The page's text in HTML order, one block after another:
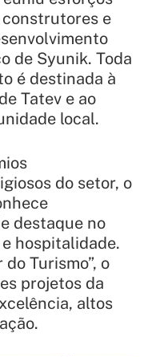
construtores e
de Syunik. Toda
é destinada à
Tatev e ao
local.
do setor, o
destaque no
hospitalidade.
Turismo”, o
projetos da
altos